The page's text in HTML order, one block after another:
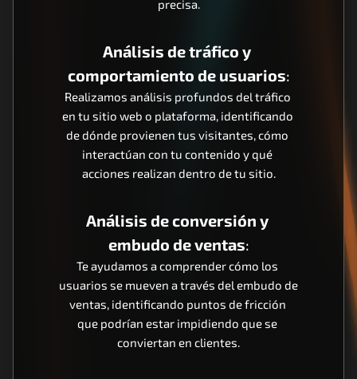
precisa.
Análisis de tráfico y
comportamiento de usuarios:
Realizamos análisis profundos del tráfico
en tu sitio web o plataforma, identificando
de dónde provienen tus visitantes, cómo
interactúan con tu contenido y qué
acciones realizan dentro de tu sitio.
Análisis de conversión y
embudo de ventas:
Te ayudamos a comprender cómo los
usuarios se mueven a través del embudo de
ventas, identificando puntos de fricción
que podrían estar impidiendo que se
conviertan en clientes.